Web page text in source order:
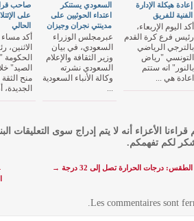
صاحب
على
الحالي
أكد
الاثنين،
الحكومة
الصيد"
منح
الجديدة،
السعودي يستنكر
اعتداء الحوثيين على
مدينتي نجران وجيزان
عبرمجلس الوزراء
السعودي، في بيان
وزير الثقافة والإعلام
السعودي نشرته
وكالة الأنباء السعودية
...
إعادة هيكلة الإدارة
الفنية للفريق
أكد اليوم الإربعاء،
رئيس فرع كرة القدم
بالترجي الرياضي
التونسي "رياض
بالنور" انه ستتم
اعادة هي ...
قراءنا الأعزاء أنه لا يتم إدراج سوى التعليقات
لكم تفهمكم.
درجات الحرارة تصل إلى 32 درجة →
Les commentaires sont